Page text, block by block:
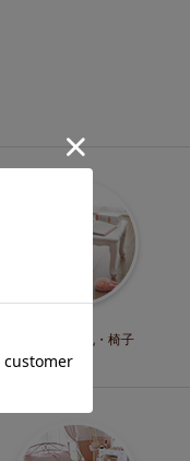
テーブル・机・ 椅子